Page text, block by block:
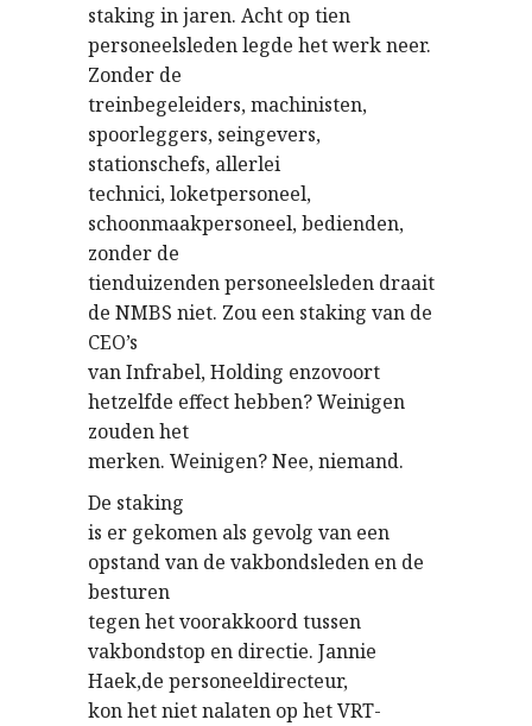
staking in jaren. Acht op tien
personeelsleden legde het werk neer.
Zonder de
treinbegeleiders, machinisten,
spoorleggers, seingevers,
stationschefs, allerlei
technici, loketpersoneel,
schoonmaakpersoneel, bedienden,
zonder de
tienduizenden personeelsleden draait
de NMBS niet. Zou een staking van de
CEO’s
van Infrabel, Holding enzovoort
hetzelfde effect hebben? Weinigen
zouden het
merken. Weinigen? Nee, niemand.
De staking
is er gekomen als gevolg van een
opstand van de vakbondsleden en de
besturen
tegen het voorakkoord tussen
vakbondstop en directie. Jannie
Haek,de personeeldirecteur,
kon het niet nalaten op het VRT-